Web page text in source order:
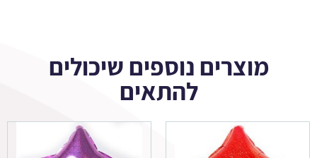
מוצרים נוספים שיכולים
להתאים